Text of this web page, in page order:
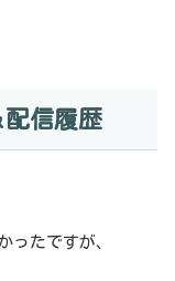
信履歴
ったですが、